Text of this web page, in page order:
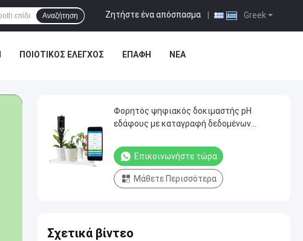
Greek
Ζητήστε ένα απόσπασμα
Αναζήτηση
ΠΟΙΟΤΙΚΌΣ ΈΛΕΓΧΟΣ ΕΠΑΦΉ ΝΈΑ
Φορητός ψηφιακός δοκιμαστής pH
εδάφους με καταγραφή δεδομένων
Επικοινωνήστε τώρα
Μάθετε Περισσότερα
Σχετικά βίντεο